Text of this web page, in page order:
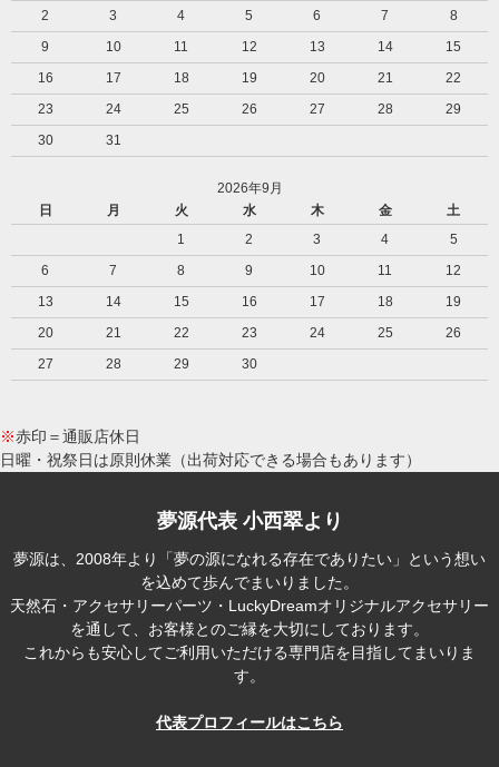
2
3 4 5 6 7
8
9
10 11 12 13 14
15
16
17 18 19 20 21
22
23
24 25 26 27 28
29
30
31
2026年9月
日
月 火 水 木 金
土
1
2 3 4
5
6
7 8 9 10 11
12
13
14 15 16 17 18
19
20
21 22 23 24 25
26
27
28 29 30
※赤印＝通販店休日
日曜・祝祭日は原則休業（出荷対応できる場合もあります）
夢源代表 小西翠より
夢源は、2008年より「夢の源になれる存在でありたい」という想い
を込めて歩んでまいりました。
天然石・アクセサリーパーツ・LuckyDreamオリジナルアクセサリー
を通して、お客様とのご縁を大切にしております。
これからも安心してご利用いただける専門店を目指してまいりま
す。
代表プロフィールはこちら